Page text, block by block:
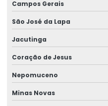
Rótulos Adesivos Couchê Brilho
Rótulos Adesivos De Segurança
Rótulos Adesivos De
Rótulos Adesivos Em Bopp
Rótulos Adesivos Em Bopp
Campos Gerais
São José da Lapa
Jacutinga
Coração de Jesus
Nepomuceno
Minas Novas